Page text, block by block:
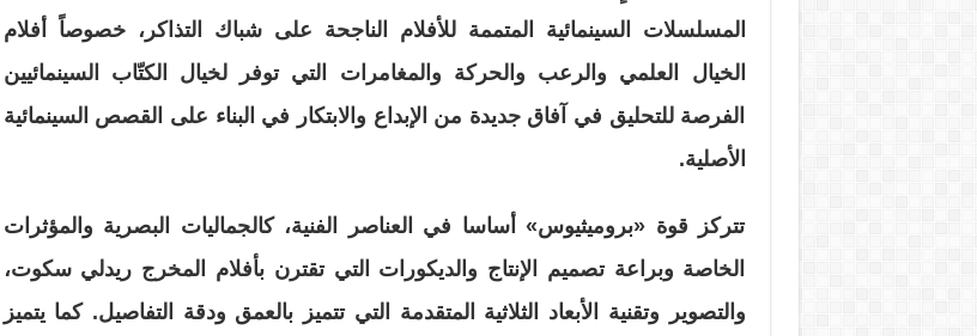
المسلسلات السينمائية المتممة للأفلام الناجحة على شباك التذاكر، خصوصاً أفلام
الخيال العلمي والرعب والحركة والمغامرات التي توفر لخيال الكتّاب السينمائيين
الفرصة للتحليق في آفاق جديدة من الإبداع والابتكار في البناء على القصص السينمائية
الأصلية.
تتركز قوة «بروميثيوس» أساسا في العناصر الفنية، كالجماليات البصرية والمؤثرات
الخاصة وبراعة تصميم الإنتاج والديكورات التي تقترن بأفلام المخرج ريدلي سكوت،
والتصوير وتقنية الأبعاد الثلاثية المتقدمة التي تتميز بالعمق ودقة التفاصيل. كما يتميز